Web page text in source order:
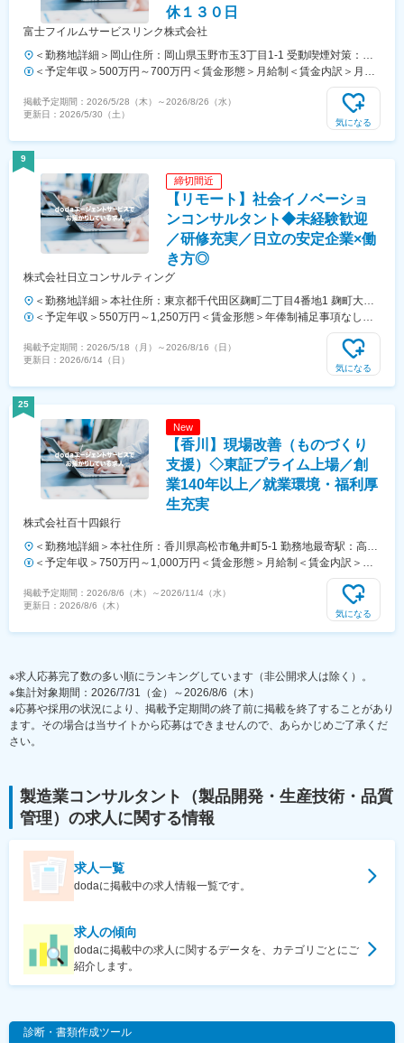
休１３０日
富士フイルムサービスリンク株式会社
＜勤務地詳細＞岡山住所：岡山県玉野市玉3丁目1-1 受動喫煙対策：屋
内全面禁煙変更の範囲：会社の定める事業所（リモートワーク含む）
＜予定年収＞500万円～700万円＜賃金形態＞月給制＜賃金内訳＞月額
（基本給）：300,000円～400,000円＜月給＞300,000円～400,000円＜
昇給有無＞有＜残業手当＞有＜給与補足＞予定年収はあくまでも目安の
金額であり、選考を通じて上下する可能性があります。賃金はあくまで
掲載予定期間： 2026/5/28（木） ～2026/8/26（水）
更新日： 2026/5/30（土）
気になる
9
締切間近
【リモート】社会イノベーショ
ンコンサルタント◆未経験歓迎
／研修充実／日立の安定企業×働
き方◎
株式会社日立コンサルティング
＜勤務地詳細＞本社住所：東京都千代田区麹町二丁目4番地1 麹町大通
りビル勤務地最寄駅：東京メトロ線／半蔵門駅受動喫煙対策：屋内全面
禁煙変更の範囲：会社の定める事業所（リモートワーク含む）
＜予定年収＞550万円～1,250万円＜賃金形態＞年俸制補足事項なし＜
賃金内訳＞年額（基本給）：3,575,004円～11,675,468円その他固定手
当/月：52,083円～68,711円＜月額＞350,000円～1,041,666円（12分
割）＜昇給有無＞有＜残業手当＞無＜給与補足＞■賞与：年俸とは別に
掲載予定期間： 2026/5/18（月） ～2026/8/16（日）
更新日： 2026/6/14（日）
気になる
25
New
【香川】現場改善（ものづくり
支援）◇東証プライム上場／創
業140年以上／就業環境・福利厚
生充実
株式会社百十四銀行
＜勤務地詳細＞本社住所：香川県高松市亀井町5-1 勤務地最寄駅：高松
琴平電気鉄道各線／瓦町駅受動喫煙対策：敷地内喫煙可能場所あり変更
＜予定年収＞750万円～1,000万円＜賃金形態＞月給制＜賃金内訳＞月
額（基本給）：460,000円～600,000円＜月給＞460,000円～600,000円
＜昇給有無＞有＜残業手当＞有＜給与補足＞※経験スキル・職種・役職
等に応じて決定します。■昇給：年1回（7月）■賞与：年2回（6月、12
掲載予定期間： 2026/8/6（木） ～2026/11/4（水）
更新日： 2026/8/6（木）
気になる
※求人応募完了数の多い順にランキングしています（非公開求人は除く）。
※集計対象期間：2026/7/31（金）～2026/8/6（木）
※応募や採用の状況により、掲載予定期間の終了前に掲載を終了することがあり
ます。その場合は当サイトから応募はできませんので、あらかじめご了承くだ
さい。
製造業コンサルタント（製品開発・生産技術・品質
管理） の求人に関する情報
求人一覧
dodaに掲載中の求人情報一覧です。
求人の傾向
dodaに掲載中の求人に関するデータを、カテゴリごとにご
紹介します。
診断・書類作成ツール